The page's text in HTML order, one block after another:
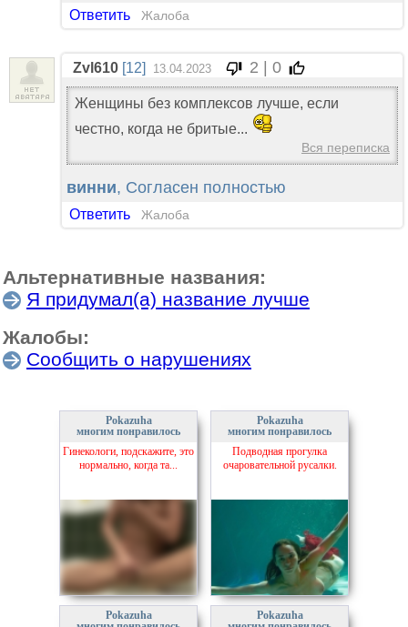
Ответить Жалоба
Zvl610 [12] 13.04.2023 2 | 0
Женщины без комплексов лучше, если
честно, когда не бритые...
Вся переписка
винни, Согласен полностью
Ответить Жалоба
Альтернативные названия:
Я придумал(а) название лучше
Жалобы:
Сообщить о нарушениях
Pokazuha
многим понравилось
Гинекологи, подскажите, это
нормально, когда та...
Pokazuha
многим понравилось
Подводная прогулка
очаровательной русалки.
Pokazuha
Pokazuha